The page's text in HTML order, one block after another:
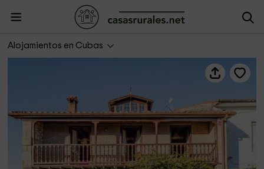
Alojamientos en Cubas
32 Espectacular casa con encanto